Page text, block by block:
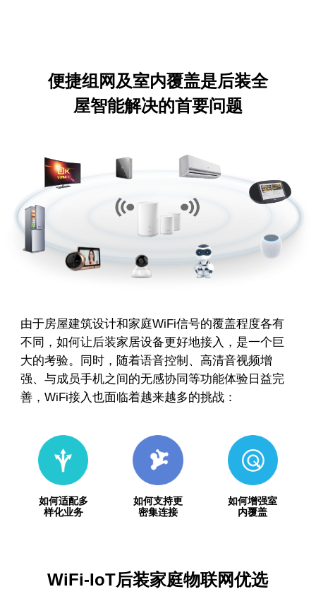
便捷组网及室内覆盖是后装全
屋智能解决的首要问题
由于房屋建筑设计和家庭WiFi信号的覆盖程度各有
不同，如何让后装家居设备更好地接入，是一个巨
大的考验。同时，随着语音控制、高清音视频增
强、与成员手机之间的无感协同等功能体验日益完
善，WiFi接入也面临着越来越多的挑战：
如何适配多
样化业务
如何支持更
密集连接
如何增强室
内覆盖
WiFi-IoT后装家庭物联网优选